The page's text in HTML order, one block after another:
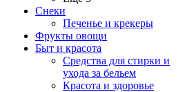
Снеки
Печенье и крекеры
Фрукты овощи
Быт и красота
Средства для стирки и
ухода за бельем
Красота и здоровье